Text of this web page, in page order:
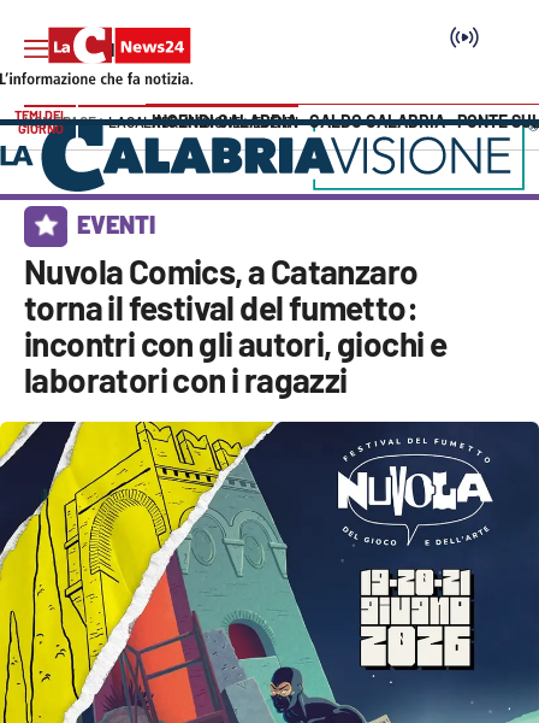
SEZIONI
Cronaca
Politica
Attualità
Economia e lavoro
Italia Mondo
Sanità
Sport
Cultura
Vai
TEMI DEL
GIORNO
INCENDI CALABRIA CALDO CALABRIA PONTE
HOME PAGE LACALABRIAVISIONE EVENTI
EVENTI
Nuvola Comics, a Catanzaro
torna il festival del fumetto:
incontri con gli autori, giochi e
laboratori con i ragazzi